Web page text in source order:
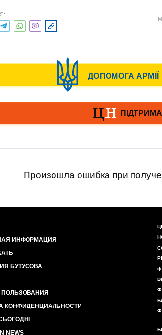
Произошла ошибка при
ИНФОРМАЦИЯ
БУТУСОВА
КОНФИДЕНЦИАЛЬНОСТИ
NEWS